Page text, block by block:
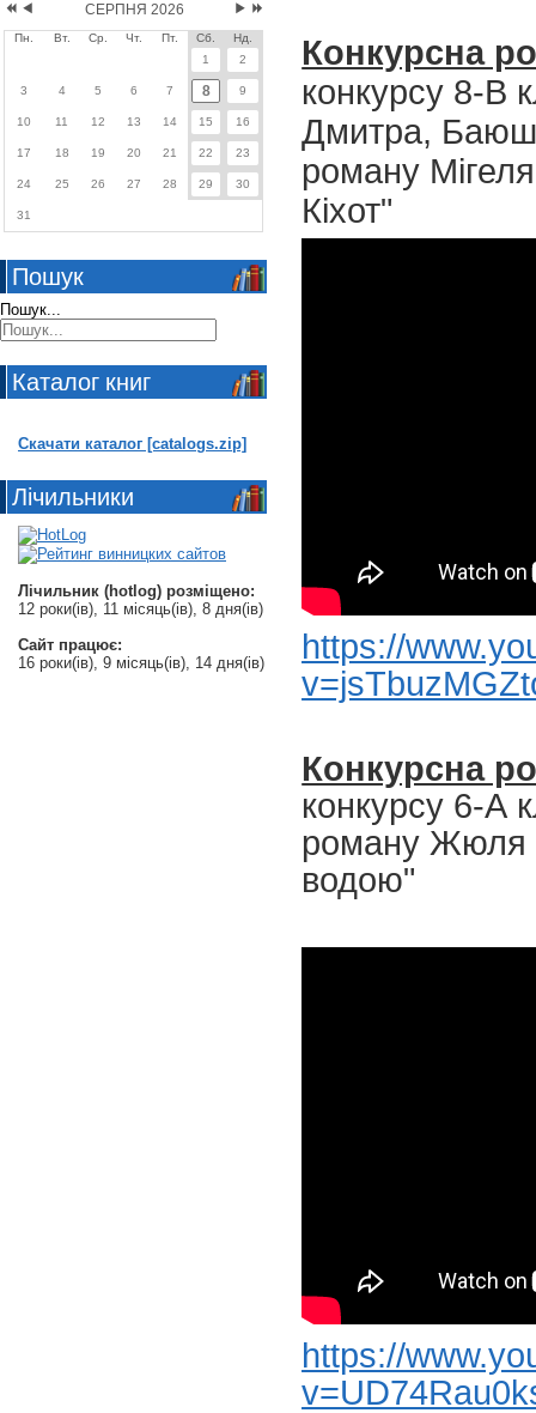
СЕРПНЯ 2026
Пн. Вт. Ср. Чт. Пт. Сб.
Нд.
1
2
3 4 5 6 7 8 9
10 11 12 13 14 15 16
17 18 19 20 21 22 23
24 25 26 27 28 29 30
31
Пошук
Пошук...
Каталог книг
Скачати каталог [catalogs.zip]
Лічильники
Лічильник (hotlog) розміщено:
12 роки(ів), 11 місяць(ів), 8 дня(ів)
Сайт працює:
16 роки(ів), 9 місяць(ів), 14 дня(ів)
Конкурсна
конкурсу 8-В
Дмитра,
роману
Кіхот"
https://
Конкурсна
конкурсу 6-А
роману Жюля
водою"
https://